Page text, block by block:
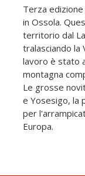
Terza
in Ossola.
territorio dal
tralasciando la
lavoro è stato
montagna
Le grosse
e Yosesigo, la
per
Europa.